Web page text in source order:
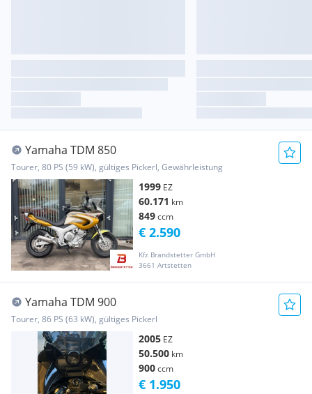
Yamaha TDM 850
Tourer, 80 PS (59 kW), gültiges Pickerl, Gewährleistung
1999 EZ
60.171 km
849ccm
Kfz Brandstetter GmbH
3661 Artstetten
€ 2.590
Yamaha TDM 900
Tourer, 86 PS (63 kW), gültiges Pickerl
2005 EZ
50.500 km
900ccm
€ 1.950